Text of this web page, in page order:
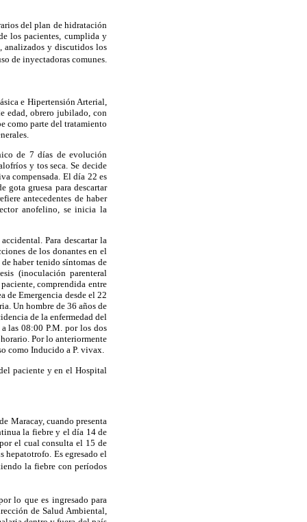
del plan de hidratación
los pacientes, cumplida y
analizados y discutidos los
de inyectadoras comunes.
e Hipertensión Arterial,
edad, obrero jubilado, con
como parte del tratamiento
de 7 días de evolución
y tos seca. Se decide
compensada. El día 22 es
gota gruesa para descartar
antecedentes de haber
anofelino, se inicia la
Para descartar la
de los donantes en el
haber tenido síntomas de
(inoculación parenteral
comprendida entre
de Emergencia desde el 22
Un hombre de 36 años de
de la enfermedad del
las 08:00 P.M. por los dos
Por lo anteriormente
como Inducido a P. vivax.
paciente y en el Hospital
Maracay, cuando presenta
la fiebre y el día 14 de
el cual consulta el 15 de
Es egresado el
la fiebre con períodos
lo que es ingresado para
de Salud Ambiental,